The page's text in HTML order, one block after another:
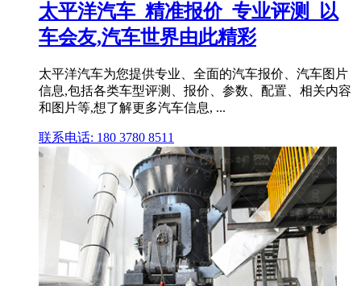
太平洋汽车_精准报价_专业评测_以
车会友,汽车世界由此精彩
太平洋汽车为您提供专业、全面的汽车报价、汽车图片
信息,包括各类车型评测、报价、参数、配置、相关内容
和图片等,想了解更多汽车信息, ...
联系电话: 180 3780 8511